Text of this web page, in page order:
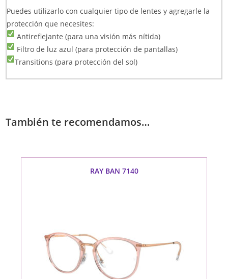
Puedes utilizarlo con cualquier tipo de lentes y agregarle la
protección que necesites:
Antireflejante (para una visión más nítida)
Filtro de luz azul (para protección de pantallas)
Transitions (para protección del sol)
También te recomendamos…
RAY BAN 7140